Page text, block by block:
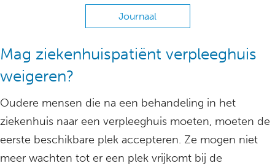
Journaal
Mag ziekenhuispatiënt verpleeghuis
weigeren?
Oudere mensen die na een behandeling in het
ziekenhuis naar een verpleeghuis moeten, moeten de
eerste beschikbare plek accepteren. Ze mogen niet
meer wachten tot er een plek vrijkomt bij de